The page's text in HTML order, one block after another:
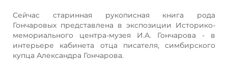
Сейчас старинная рукописная книга рода
Гончаровых представлена в экспозиции Историко-
мемориального центра-музея И.А. Гончарова - в
интерьере кабинета отца писателя, симбирского
купца Александра Гончарова.